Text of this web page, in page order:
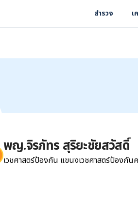
สำรวจ เ
พญ.จิรภัทร สุริยะชัยสวัสดิ์
เวชศาสตร์ป้องกัน แขนงเวชศาสตร์ป้องกั